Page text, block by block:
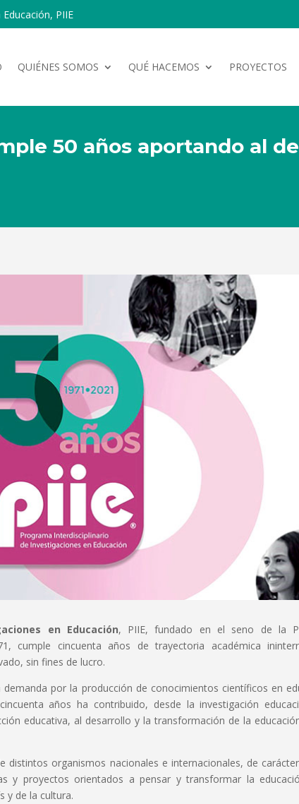
PIIE
QUIÉNES SOMOS QUÉ HACEMOS PROYECTOS
50 años aportando al
en Educación, PIIE, fundado en el seno de la
cumple cincuenta años de trayectoria académica
sin fines de lucro.
por la producción de conocimientos científicos en
años ha contribuido, desde la investigación
educativa, al desarrollo y la transformación de la
distintos organismos nacionales e internacionales, de
y proyectos orientados a pensar y transformar la
y de la cultura.